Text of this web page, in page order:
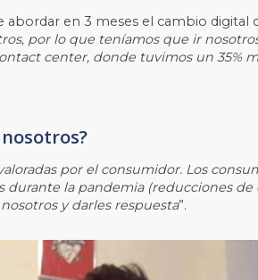
abordar en 3 meses el cambio digital
por lo que teníamos que ir
center, donde tuvimos un 35%
por el consumidor. Los
la pandemia (reducciones de
y darles respuesta”.